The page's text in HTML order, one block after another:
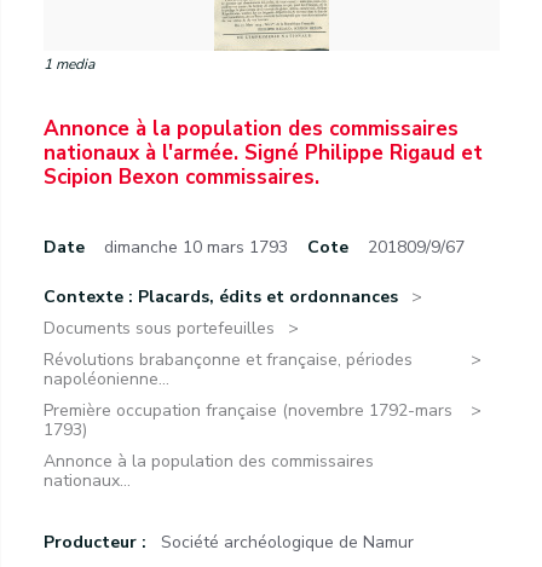
1 media
Annonce à la population des commissaires
nationaux à l'armée. Signé Philippe Rigaud et
Scipion Bexon commissaires.
Date dimanche 10 mars 1793 Cote 201809/9/67
Contexte : Placards, édits et ordonnances
Documents sous portefeuilles
Révolutions brabançonne et française, périodes
napoléonienne...
Première occupation française (novembre 1792-mars
1793)
Annonce à la population des commissaires
nationaux...
Producteur : Société archéologique de Namur